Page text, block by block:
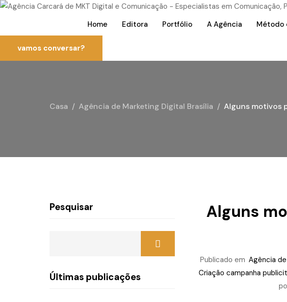
Home Editora Portfólio A Agência Método
vamos conversar?
Casa Agência de Marketing Digital Brasília Alguns motivos
Alguns
Publicado em Agência
Criação campanha
Pesquisar
Últimas publicações